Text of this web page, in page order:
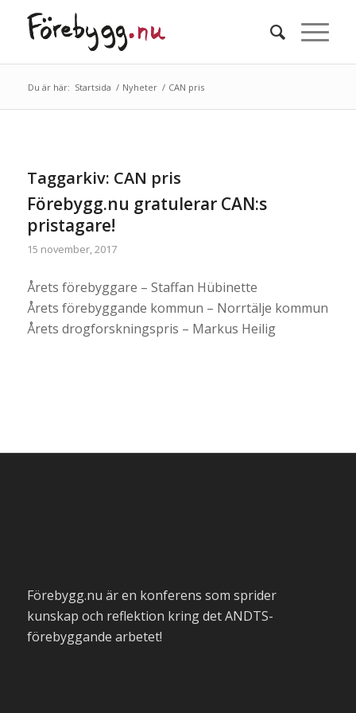
Du är här: Startsida / Nyheter / CAN pris
Taggarkiv: CAN pris
Förebygg.nu gratulerar CAN:s
pristagare!
15 november, 2017
Årets förebyggare – Staffan Hübinette
Årets förebyggande kommun – Norrtälje kommun
Årets drogforskningspris – Markus Heilig
Förebygg.nu är en konferens som sprider
kunskap och reflektion kring det ANDTS-
förebyggande arbetet!